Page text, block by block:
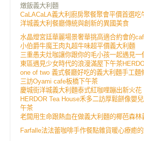
燉飯義大利麵
CaLACaLA義大利廚房聚餐聚會平價首選吃
洋城義大利餐廳傳統與創新的異國美食
水晶燈宮廷華麗場景奢華挑高適合約會的
小伯爵牛魔王肉丸超牛味超平價義大利麵
三重愚夫灶咖讓你跟你的毛小孩一起遇見一
東區遇見少女時代的浪漫滿屋下午茶
one of two 義式餐廳好吃的義大利麵手工麵
三訪Oyami cafe板橋下午茶
慶城街洋城義大利麵泰式紅咖哩蹦出新火花
HERDOR Tea House禾多二訪厚鬆餅像嬰
午茶
老闆用生命跟熱血在做義大利麵的椰芭森林
Farfalle法法蕾咖啡手作餐點雜貨暖心療癒